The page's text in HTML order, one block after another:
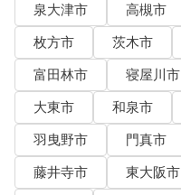
泉大津市
高槻市
枚方市
茨木市
富田林市
寝屋川市
大東市
和泉市
羽曳野市
門真市
藤井寺市
東大阪市